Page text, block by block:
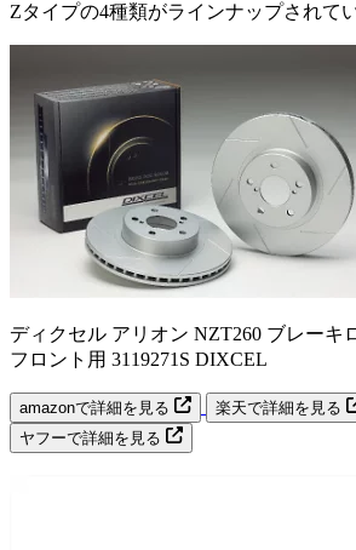
Zタイプの4種類がラインナップされて
ディクセル アリオン NZT260 ブレーキ
フロント用 3119271S DIXCEL
amazonで詳細を見る
楽天で詳細を見る
ヤフーで詳細を見る